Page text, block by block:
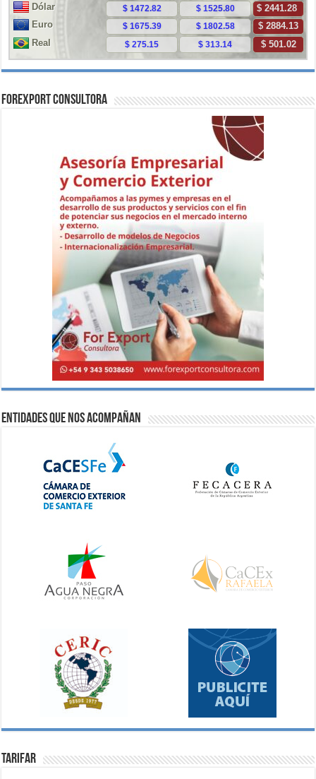
ForExport Consultora
Entidades que nos acompañan
Tarifar